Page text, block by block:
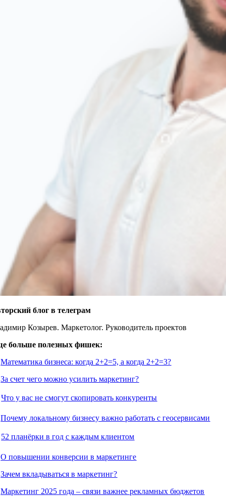
блог в телеграм
Козырев. Маркетолог. Руководитель проектов
больше полезных фишек:
Математика бизнеса: когда 2+2=5, а когда 2+2=3?
За счет чего можно усилить маркетинг?
Что у вас не смогут скопировать конкуренты
Почему локальному бизнесу важно работать с геосервисами
52 планёрки в год с каждым клиентом
О повышении конверсии в маркетинге
Зачем вкладываться в маркетинг?
Маркетинг 2025 года – связи важнее рекламных бюджетов